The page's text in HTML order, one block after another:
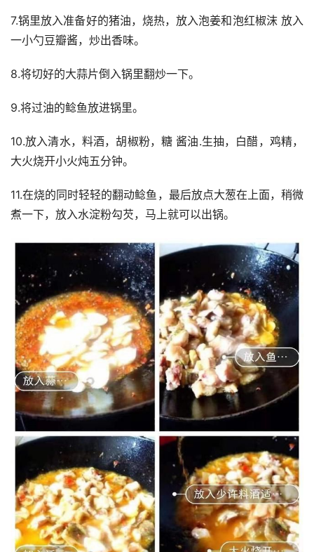
7.锅里放入准备好的猪油，烧热，放入泡姜和泡红椒沫 放入
一小勺豆瓣酱，炒出香味。
8.将切好的大蒜片倒入锅里翻炒一下。
9.将过油的鲶鱼放进锅里。
10.放入清水，料酒，胡椒粉，糖 酱油.生抽，白醋，鸡精，
大火烧开小火炖五分钟。
11.在烧的同时轻轻的翻动鲶鱼，最后放点大葱在上面，稍微
煮一下，放入水淀粉勾芡，马上就可以出锅。